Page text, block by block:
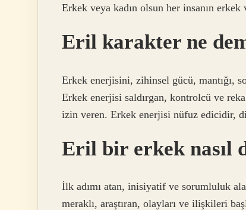
Erkek veya kadın olsun her insanın
Eril karakter ne
Erkek enerjisini, zihinsel gücü, mantığı,
Erkek enerjisi saldırgan, kontrolcü ve
izin veren. Erkek enerjisi nüfuz edicidir,
Eril bir erkek nasıl
İlk adımı atan, inisiyatif ve sorumluluk
meraklı, araştıran, olayları ve ilişkileri